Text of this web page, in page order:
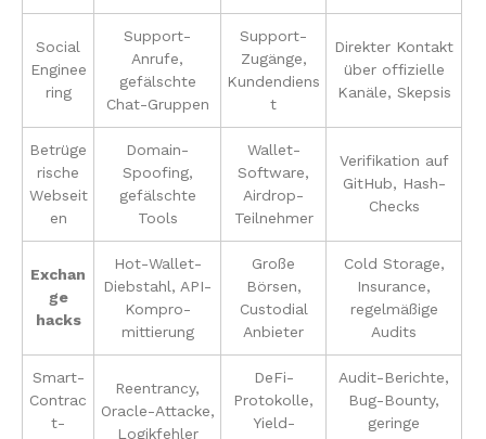
Social
Enginee
ring
Support-
Anrufe,
gefälschte
Chat-Gruppen
Support-
Zugänge,
Kundendiens
t
Direkter Kontakt
über offizielle
Kanäle, Skepsis
Betrüge
rische
Webseit
en
Domain-
Spoofing,
gefälschte
Tools
Wallet-
Software,
Airdrop-
Teilnehmer
Verifikation auf
GitHub, Hash-
Checks
Exchan
ge
hacks
Hot-Wallet-
Diebstahl, API-
Kompro­
mittierung
Große
Börsen,
Custodial
Anbieter
Cold Storage,
Insurance,
regelmäßige
Audits
Smart-
Contrac
t-
Reentrancy,
Oracle-Attacke,
Logikfehler
DeFi-
Protokolle,
Yield-
Audit-Berichte,
Bug-Bounty,
geringe